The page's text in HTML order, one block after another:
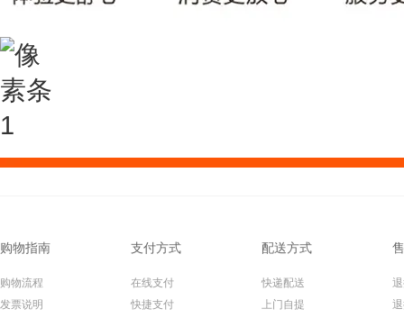
购物指南
购物流程
发票说明
支付方式
在线支付
快捷支付
配送方式
快递配送
上门自提